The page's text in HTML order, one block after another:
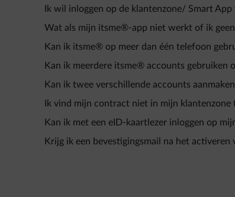
Ik wil inloggen op de klantenzone/ Smart
Wat als mijn itsme®-app niet werkt of ik
Kan ik itsme® op meer dan één telefoon
Kan ik meerdere itsme® accounts gebruiken
Kan ik twee verschillende accounts
Ik vind mijn contract niet in mijn klantenzone
Kan ik met een eID‑kaartlezer inloggen op
Krijg ik een bevestigingsmail na het